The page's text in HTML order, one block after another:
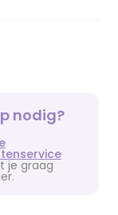
nodig?
je graag